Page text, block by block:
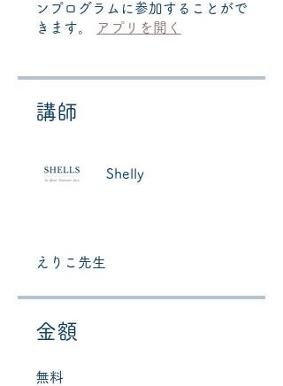
ンプログラムに参加することがで
きます。
アプリを開く
講師
Shelly
えりこ先生
金額
無料